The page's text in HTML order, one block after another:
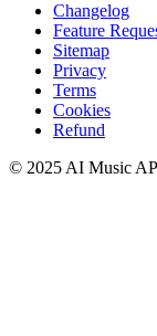
Changelog
Feature
Sitemap
Privacy
Terms
Cookies
Refund
© 2025 AI Music